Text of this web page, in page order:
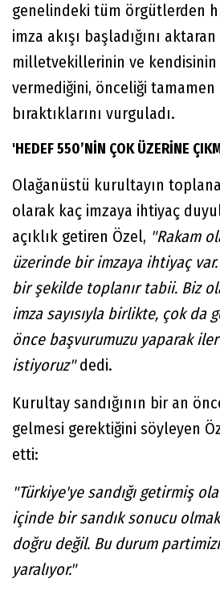
genelindeki tüm örgütlerden
imza akışı başladığını
milletvekillerinin ve kendisinin
vermediğini, önceliği
bıraktıklarını vurguladı.
'HEDEF 550’NİN ÇOK ÜZERİNE
Olağanüstü kurultayın
olarak kaç imzaya ihtiyaç
açıklık getiren Özel, "Rakam
üzerinde bir imzaya ihtiyaç var.
bir şekilde toplanır tabii. Biz
imza sayısıyla birlikte, çok da
önce başvurumuzu yaparak
istiyoruz"dedi.
Kurultay sandığının bir an
gelmesi gerektiğini söyleyen
etti:
"Türkiye'ye sandığı getirmiş
içinde bir sandık sonucu
doğru değil. Bu durum
yaralıyor."